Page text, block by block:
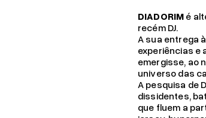
DIADORIM é
recém DJ.
A sua entrega
experiências e
emergisse, ao
universo das
A pesquisa de
dissidentes,
que fluem a